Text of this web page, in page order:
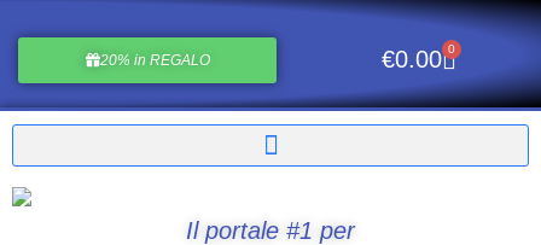
20% in REGALO €0.00 0
Il portale #1 per